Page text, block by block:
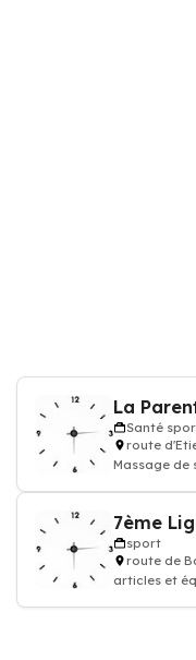
La
Santé
route
Massage de
7ème
sport
route de
articles et